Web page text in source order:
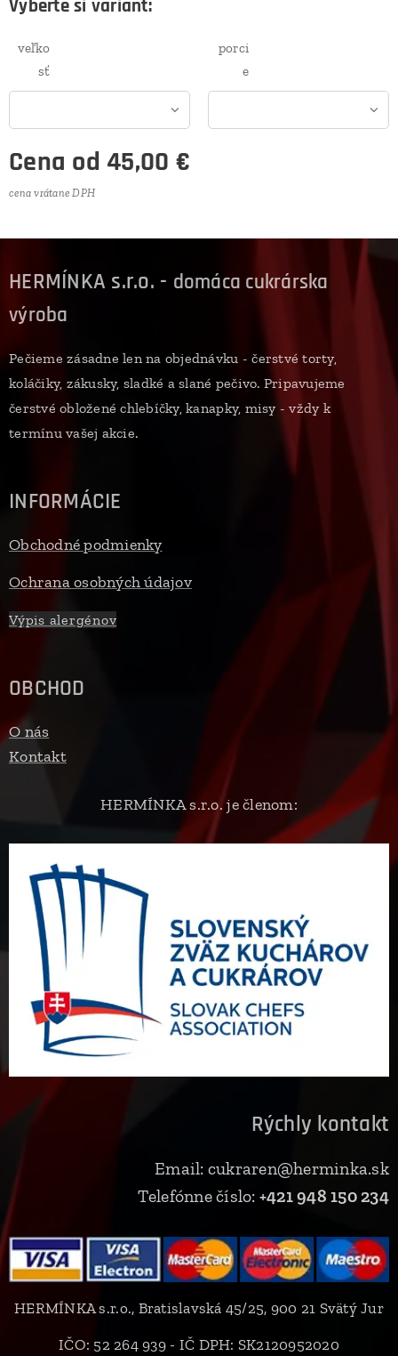
Vyberte si variant:
veľko
sť
porci
e
Cena od 45,00 €
cena vrátane DPH
HERMÍNKA s.r.o. - domáca cukrárska
výroba
Pečieme zásadne len na objednávku - čerstvé torty,
koláčiky, zákusky, sladké a slané pečivo. Pripavujeme
čerstvé obložené chlebíčky, kanapky, misy - vždy k
termínu vašej akcie.
INFORMÁCIE
Obchodné podmienky
Ochrana osobných údajov
Výpis alergénov
OBCHOD
O nás
Kontakt
HERMÍNKA s.r.o. je členom:
Rýchly kontakt
Email: cukraren@herminka.sk
Telefónne číslo: +421 948 150 234
HERMÍNKA s.r.o., Bratislavská 45/25, 900 21 Svätý Jur
IČO: 52 264 939 - IČ DPH: SK2120952020